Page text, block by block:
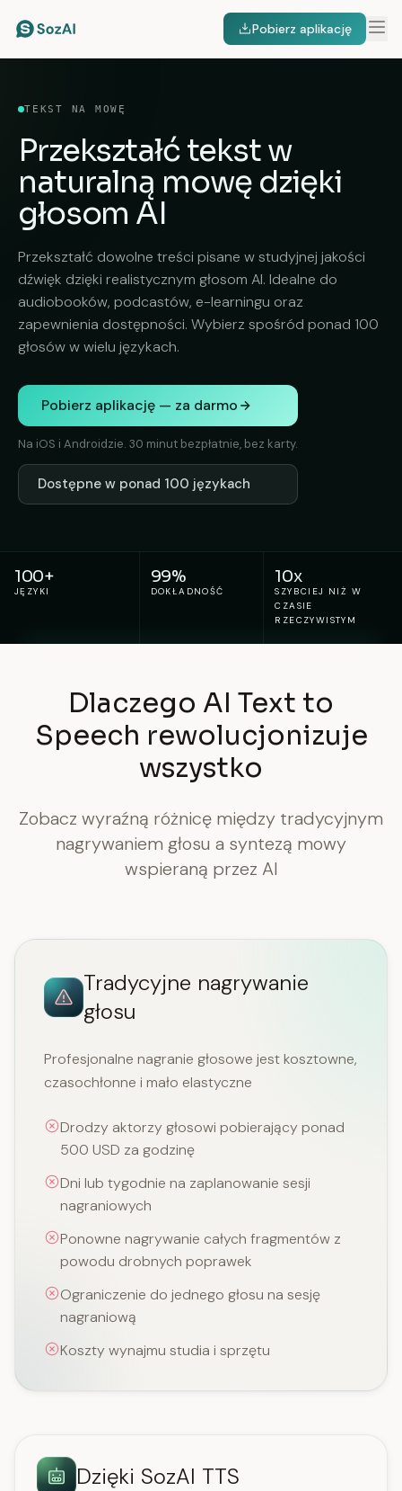
Pobierz aplikację
TEKST NA MOWĘ
Przekształć tekst w
naturalną mowę dzięki
głosom AI
Przekształć dowolne treści pisane w studyjnej jakości
dźwięk dzięki realistycznym głosom AI. Idealne do
audiobooków, podcastów, e-learningu oraz
zapewnienia dostępności. Wybierz spośród ponad 100
głosów w wielu językach.
Pobierz aplikację — za darmo
Na iOS i Androidzie. 30 minut bezpłatnie, bez karty.
Dostępne w ponad 100 językach
100+
JĘZYKI
99%
DOKŁADNOŚĆ
10x
SZYBCIEJ NIŻ W
CZASIE
RZECZYWISTYM
Dlaczego AI Text to
Speech rewolucjonizuje
wszystko
Zobacz wyraźną różnicę między tradycyjnym
nagrywaniem głosu a syntezą mowy
wspieraną przez AI
Tradycyjne nagrywanie
głosu
Profesjonalne nagranie głosowe jest kosztowne,
czasochłonne i mało elastyczne
Drodzy aktorzy głosowi pobierający ponad
500 USD za godzinę
Dni lub tygodnie na zaplanowanie sesji
nagraniowych
Ponowne nagrywanie całych fragmentów z
powodu drobnych poprawek
Ograniczenie do jednego głosu na sesję
nagraniową
Koszty wynajmu studia i sprzętu
Dzięki SozAI TTS